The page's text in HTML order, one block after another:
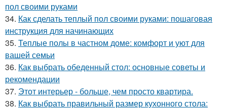
пол своими руками
34. Как сделать теплый пол своими руками: пошаговая
инструкция для начинающих
35. Теплые полы в частном доме: комфорт и уют для
вашей семьи
36. Как выбрать обеденный стол: основные советы и
рекомендации
37. Этот интерьер - больше, чем просто квартира.
38. Как выбрать правильный размер кухонного стола: